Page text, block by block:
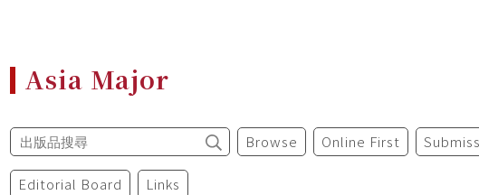
Asia Major
Browse Online First
Editorial Board Links